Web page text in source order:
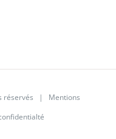
réservés | Mentions